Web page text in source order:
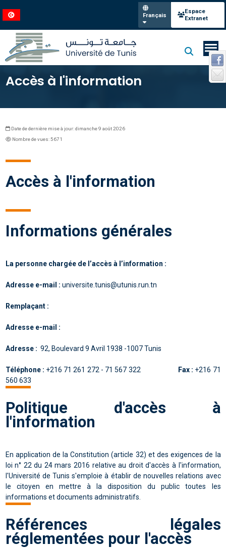
Français
Espace
Extranet
Accès à l'information
Date de dernière mise à jour: dimanche 9 août 2026
Nombre de vues: 5671
Accès à l'information
Informations générales
La personne chargée de l’accès à l’information :
Adresse e-mail : universite.tunis@utunis.run.tn
Remplaçant :
Adresse e-mail :
Adresse : 92, Boulevard 9 Avril 1938 -1007 Tunis
Téléphone : +216 71 261 272 - 71 567 322 Fax : +216 71
560 633
Politique d'accès à
l'information
En application de la Constitution (article 32) et des exigences de la
loi n° 22 du 24 mars 2016 relative au droit d'accès à l'information,
l'Université de Tunis s'emploie à établir de nouvelles relations avec
le citoyen en mettre à la disposition du public toutes les
informations et documents administratifs.
Références légales
réglementées pour l'accès